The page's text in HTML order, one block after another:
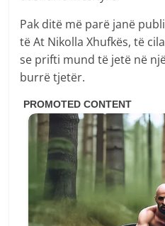
Pak ditë më parë janë
të At Nikolla Xhufkës, të
se prifti mund të jetë në
burrë tjetër.